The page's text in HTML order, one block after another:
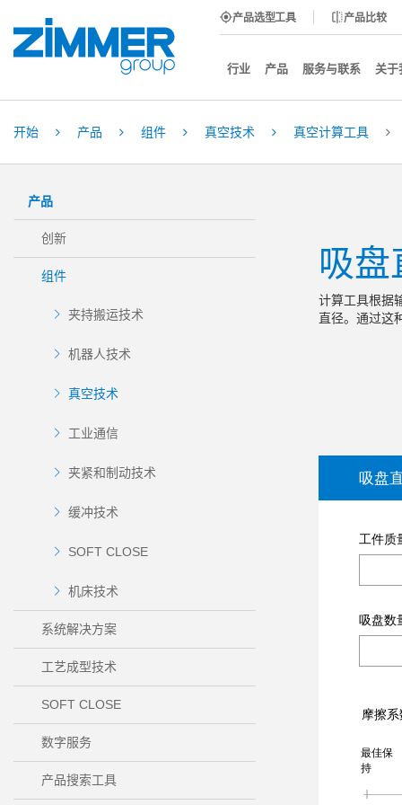
产品选型工具 产品比较
行业 产品 服务与联系 关于
开始 产品 组件 真空技术 真空计算工具
产品
创新
组件
夹持搬运技术
机器人技术
真空技术
工业通信
夹紧和制动技术
缓冲技术
SOFT CLOSE
机床技术
系统解决方案
工艺成型技术
SOFT CLOSE
数字服务
产品搜索工具
吸盘
计算工具根据
直径。通过这